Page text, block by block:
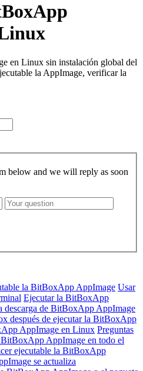
en Linux sin instalación global del
la AppImage, verificar la
below and we will reply as soon
la BitBoxApp AppImage Usar
Ejecutar la BitBoxApp
descarga de BitBoxApp AppImage
después de ejecutar la BitBoxApp
AppImage en Linux Preguntas
AppImage en todo el
ejecutable la BitBoxApp
se actualiza